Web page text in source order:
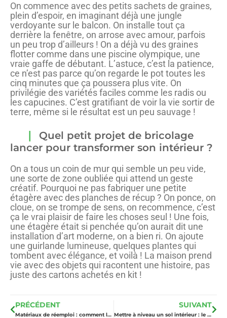
On commence avec des petits sachets de graines,
plein d’espoir, en imaginant déjà une jungle
verdoyante sur le balcon. On installe tout ça
derrière la fenêtre, on arrose avec amour, parfois
un peu trop d’ailleurs ! On a déjà vu des graines
flotter comme dans une piscine olympique, une
vraie gaffe de débutant. L’astuce, c’est la patience,
ce n’est pas parce qu’on regarde le pot toutes les
cinq minutes que ça poussera plus vite. On
privilégie des variétés faciles comme les radis ou
les capucines. C’est gratifiant de voir la vie sortir de
terre, même si le résultat est un peu sauvage !
Quel petit projet de bricolage
lancer pour transformer son intérieur ?
On a tous un coin de mur qui semble un peu vide,
une sorte de zone oubliée qui attend un geste
créatif. Pourquoi ne pas fabriquer une petite
étagère avec des planches de récup ? On ponce, on
cloue, on se trompe de sens, on recommence, c’est
ça le vrai plaisir de faire les choses seul ! Une fois,
une étagère était si penchée qu’on aurait dit une
installation d’art moderne, on a bien ri. On ajoute
une guirlande lumineuse, quelques plantes qui
tombent avec élégance, et voilà ! La maison prend
vie avec des objets qui racontent une histoire, pas
juste des cartons achetés en kit !
PRÉCÉDENT
Matériaux de réemploi : comment les utiliser dans ses travaux sans mauvaise surprise ?
SUIVANT
Mettre à niveau un sol intérieur : le ragréage pour réussir sa rénovation